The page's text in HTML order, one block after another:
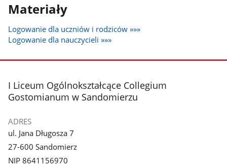
Materiały
Logowanie dla uczniów i rodziców »»»
Logowanie dla nauczycieli »»»
stopka
I Liceum Ogólnokształcące Collegium
Gostomianum w Sandomierzu
ADRES
ul. Jana Długosza 7
27-600 Sandomierz
NIP 8641156970